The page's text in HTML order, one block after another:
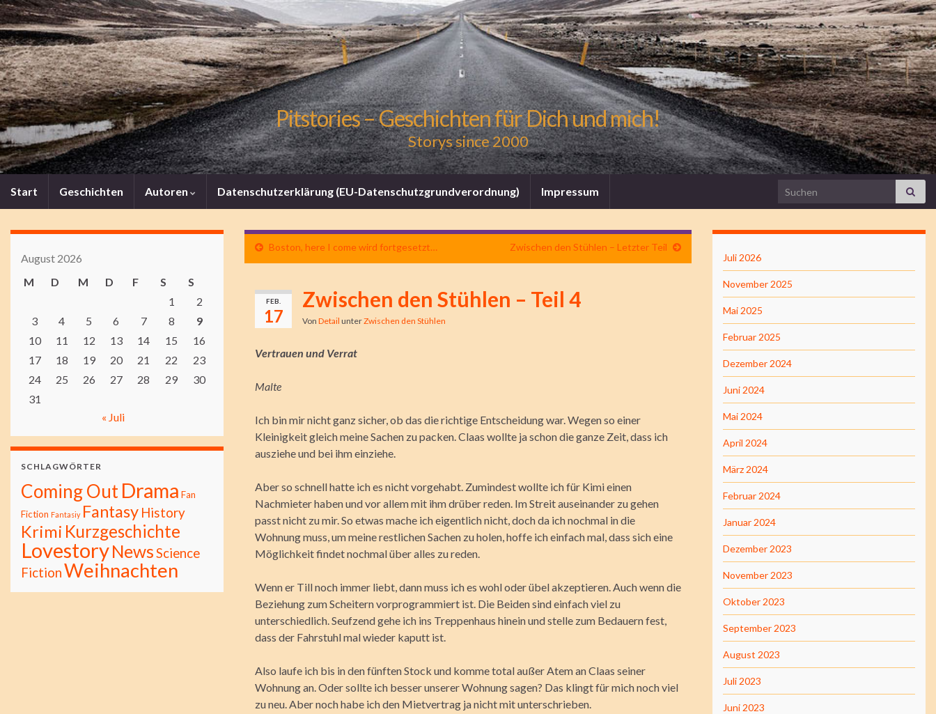
Pitstories – Geschichten für Dich und mich!
Storys since 2000
Start Geschichten Autoren Datenschutzerklärung (EU-Datenschutzgrundverordnung) Impressum Search for:
Boston, here I come wird fortgesetzt… Zwischen den Stühlen – Letzter Teil
FEB.
17
Zwischen den Stühlen – Teil 4
Von Detail unterZwischen den Stühlen
Vertrauen und Verrat
Malte
Ich bin mir nicht ganz sicher, ob das die richtige Entscheidung war. Wegen so einer
Kleinigkeit gleich meine Sachen zu packen. Claas wollte ja schon die ganze Zeit, dass ich
ausziehe und bei ihm einziehe.
Aber so schnell hatte ich es nicht vorgehabt. Zumindest wollte ich für Kimi einen
Nachmieter haben und vor allem mit ihm drüber reden. Im Streit auseinander zu gehen
passt nicht zu mir. So etwas mache ich eigentlich nicht, doch da ich nochmal in die
Wohnung muss, um meine restlichen Sachen zu holen, hoffe ich einfach mal, dass sich eine
Möglichkeit findet nochmal über alles zu reden.
Wenn er Till noch immer liebt, dann muss ich es wohl oder übel akzeptieren. Auch wenn die
Beziehung zum Scheitern vorprogrammiert ist. Die Beiden sind einfach viel zu
unterschiedlich. Seufzend gehe ich ins Treppenhaus hinein und stelle zum Bedauern fest,
dass der Fahrstuhl mal wieder kaputt ist.
Also laufe ich bis in den fünften Stock und komme total außer Atem an Claas seiner
Wohnung an. Oder sollte ich besser unserer Wohnung sagen? Das klingt für mich noch viel
zu neu. Aber noch habe ich den Mietvertrag ja nicht mit unterschrieben.
August 2026
M
D M D F S
S
1
2
3
4 5 6 7 8
9
10
11 12 13 14 15
16
17
18 19 20 21 22
23
24
25 26 27 28 29
30
31
« Juli
SCHLAGWÖRTER
Coming OutDrama Fan
Fiction Fantasiy Fantasy History
Krimi Kurzgeschichte
LovestoryNewsScience
FictionWeihnachten
Juli 2026
November 2025
Mai 2025
Februar 2025
Dezember 2024
Juni 2024
Mai 2024
April 2024
März 2024
Februar 2024
Januar 2024
Dezember 2023
November 2023
Oktober 2023
September 2023
August 2023
Juli 2023
Juni 2023